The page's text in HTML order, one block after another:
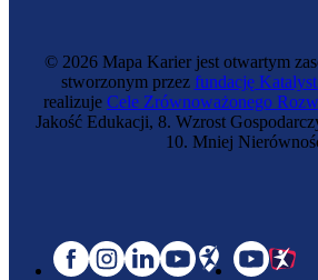
© 2026 Mapa Karier jest otwartym
stworzonym przez fundację
realizuje Cele Zrównoważonego
Jakość Edukacji, 8. Wzrost
10. Mniej